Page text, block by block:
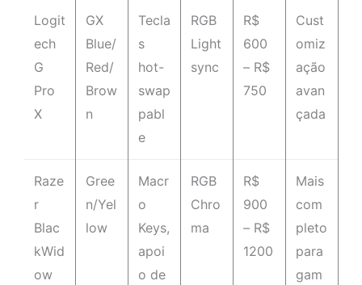
Logit
ech
G
Pro
X
GX
Blue/
Red/
Brow
n
Tecla
s
hot-
swap
pabl
e
RGB
Light
sync
R$
600
– R$
750
Cust
omiz
ação
avan
çada
Raze
r
Blac
kWid
ow
Gree
n/Yel
low
Macr
o
Keys,
apoi
o de
RGB
Chro
ma
R$
900
– R$
1200
Mais
com
pleto
para
gam